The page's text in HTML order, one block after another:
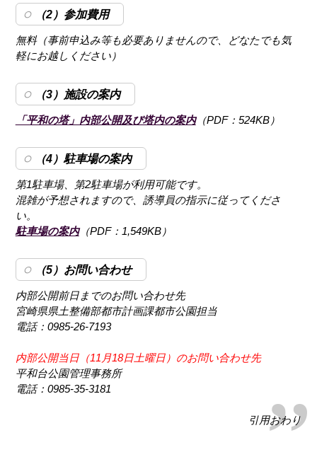
（2）参加費用
無料（事前申込み等も必要ありませんので、どなたでも気
軽にお越しください）
（3）施設の案内
「平和の塔」内部公開及び塔内の案内（PDF：524KB）
（4）駐車場の案内
第1駐車場、第2駐車場が利用可能です。
混雑が予想されますので、誘導員の指示に従ってくださ
い。
駐車場の案内（PDF：1,549KB）
（5）お問い合わせ
内部公開前日までのお問い合わせ先
宮崎県県土整備部都市計画課都市公園担当
電話：0985-26-7193
内部公開当日（11月18日土曜日）のお問い合わせ先
平和台公園管理事務所
電話：0985-35-3181
引用おわり